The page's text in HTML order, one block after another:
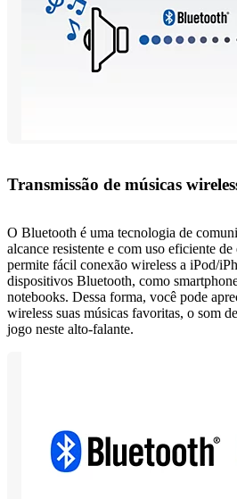
Transmissão de músicas
O Bluetooth é uma tecnologia de
alcance resistente e com uso eficiente
permite fácil conexão wireless a iPod/
dispositivos Bluetooth, como
notebooks. Dessa forma, você pode
wireless suas músicas favoritas, o som
jogo neste alto-falante.